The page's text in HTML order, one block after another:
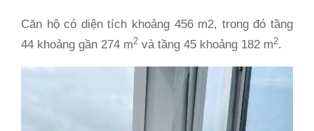
Căn hộ có diện tích khoảng 456 m2, trong đó tầng
44 khoảng gần 274 m2 và tầng 45 khoảng 182 m2.